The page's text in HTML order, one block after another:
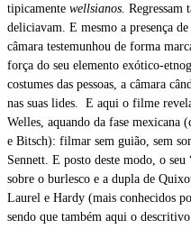
tipicamente wellsianos. Regressam
deliciavam. E mesmo a presença
câmara testemunhou de forma
força do seu elemento exótico-
costumes das pessoas, a câmara
nas suas lides.
E aqui o filme
Welles, aquando da fase mexicana
e Bitsch): filmar sem guião, sem
Sennett. E posto deste modo, o
sobre o burlesco e a dupla de
Laurel e Hardy (mais conhecidos
sendo que também aqui o